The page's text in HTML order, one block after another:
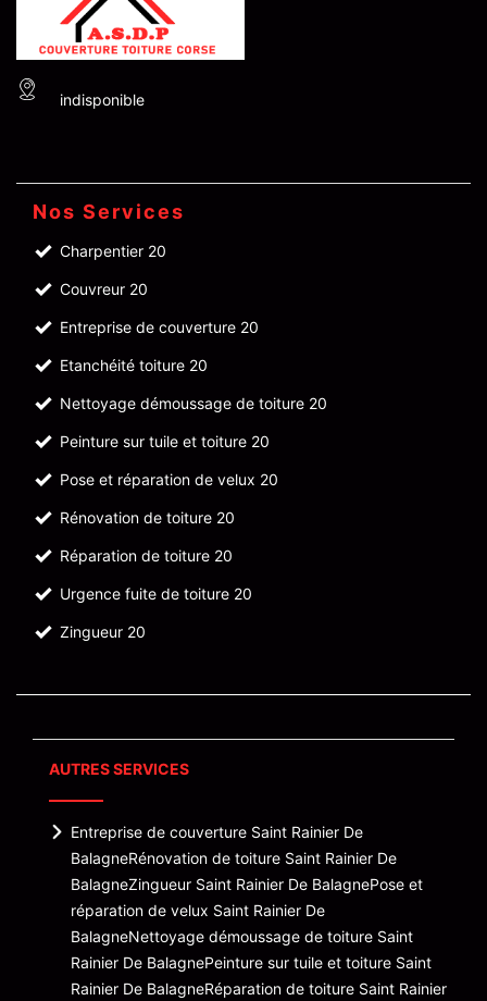
indisponible
Nos Services
Charpentier 20
Couvreur 20
Entreprise de couverture 20
Etanchéité toiture 20
Nettoyage démoussage de toiture 20
Peinture sur tuile et toiture 20
Pose et réparation de velux 20
Rénovation de toiture 20
Réparation de toiture 20
Urgence fuite de toiture 20
Zingueur 20
AUTRES SERVICES
Entreprise de couverture Saint Rainier De
BalagneRénovation de toiture Saint Rainier De
BalagneZingueur Saint Rainier De BalagnePose et
réparation de velux Saint Rainier De
BalagneNettoyage démoussage de toiture Saint
Rainier De BalagnePeinture sur tuile et toiture Saint
Rainier De BalagneRéparation de toiture Saint Rainier